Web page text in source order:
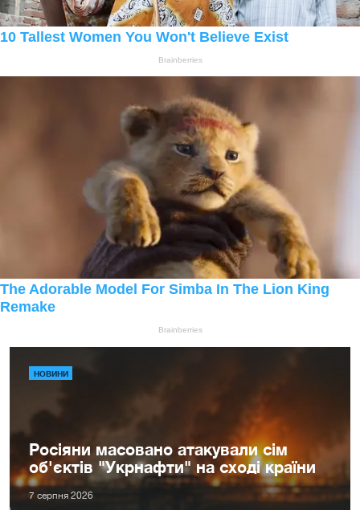
НОВИНИ
Росіяни масовано атакували сім
об'єктів "Укрнафти" на сході країни
7 серпня 2026